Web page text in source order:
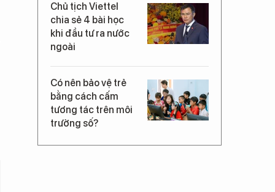
Chủ tịch Viettel
chia sẻ 4 bài học
khi đầu tư ra nước
ngoài
Có nên bảo vệ trẻ
bằng cách cấm
tương tác trên môi
trường số?